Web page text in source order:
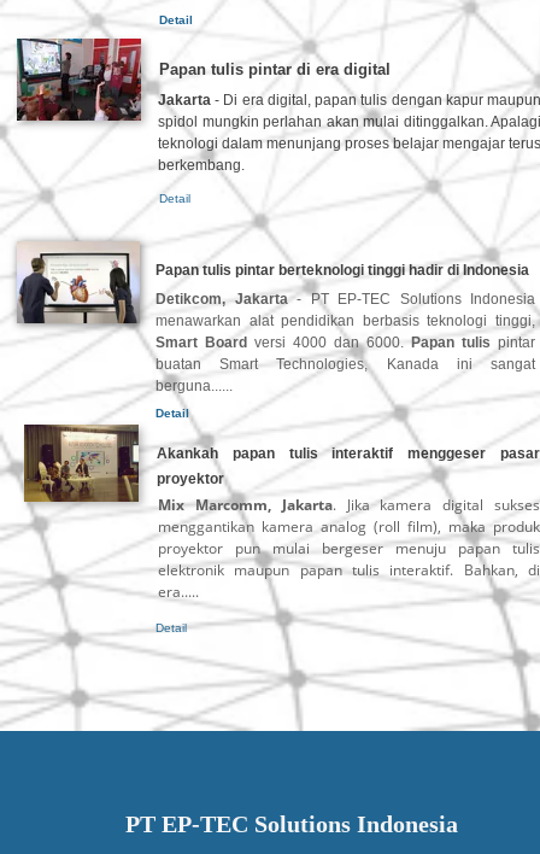
Mix Marcomm, Jakarta. Jika kamera digital sukses
menggantikan kamera analog (roll film), maka produk
proyektor pun mulai bergeser menuju papan tulis
elektronik maupun papan tulis interaktif. Bahkan, di
era.....
Detikcom, Jakarta- PT EP-TEC Solutions Indonesia
menawarkan alat pendidikan berbasis teknologi tinggi,
Smart Board versi 4000 dan 6000. Papan tulis pintar
buatan Smart Technologies, Kanada ini sangat
berguna......
Detail
Jakarta - Di era digital, papan tulis dengan kapur maupun
spidol mungkin perlahan akan mulai ditinggalkan. Apalagi
teknologi dalam menunjang proses belajar mengajar terus
berkembang.
Papan tulis pintar di era digital
Detail
Papan tulis pintar berteknologi tinggi hadir di Indonesia
Detail
Akankah papan tulis interaktif menggeser pasar
proyektor
Detail
PT EP-TEC Solutions Indonesia